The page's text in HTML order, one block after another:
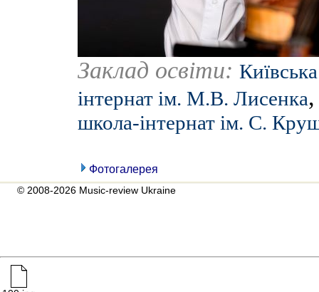
Заклад освіти:
інтернат ім. М.В. Лисенка
школа-інтернат ім. С.
Фотогалерея
© 2008-2026 Music-review Ukraine